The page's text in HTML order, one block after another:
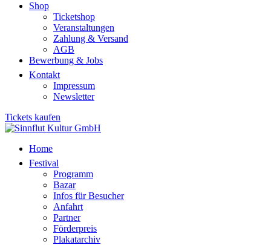
Shop
Ticketshop
Veranstaltungen
Zahlung & Versand
AGB
Bewerbung & Jobs
Kontakt
Impressum
Newsletter
Tickets kaufen
Home
Festival
Programm
Bazar
Infos für Besucher
Anfahrt
Partner
Förderpreis
Plakatarchiv